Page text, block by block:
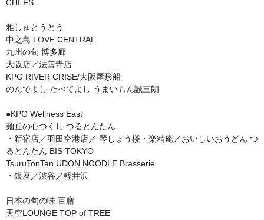
CHEFS
雅しゅとうとう
中之島 LOVE CENTRAL
九州の旬 博多廊
大阪店／法善寺店
KPG RIVER CRISE/大阪屋形船
のんでよし たべてよし うまいもん誠三朗
●KPG Wellness East
麺匠の心つくし つるとんたん
・新宿店／羽田空港店／ 琴しょう楼・楽精庵／おいしいおうどん つ
るとんたん BIS TOKYO
TsuruTonTan UDON NOODLE Brasserie
・銀座／渋谷／軽井沢
日本の旬の味 百膳
天空LOUNGE TOP of TREE